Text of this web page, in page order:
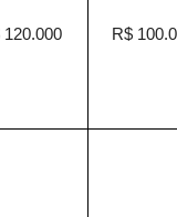
120.000 R$